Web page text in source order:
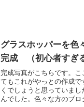
グラスホッパーを
完成 （初心者すぎ
完成写真がこちらです。
てもこれがやっとの作成
くでしょうと思っていま
んでした。色々な方のブ